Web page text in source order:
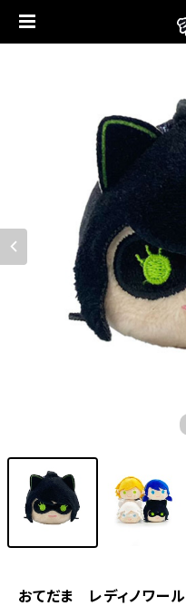
おてだま レディノワール